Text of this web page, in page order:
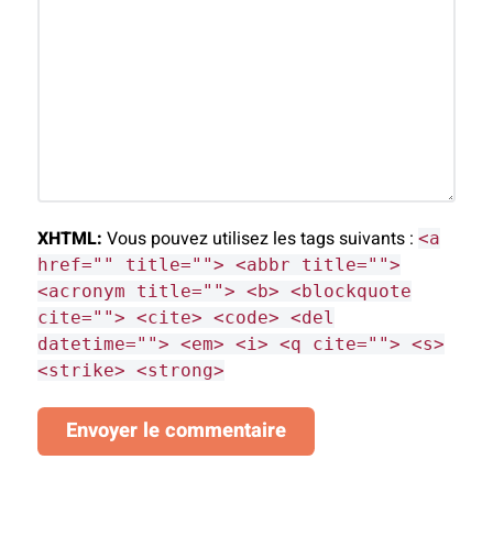
XHTML: Vous pouvez utilisez les tags suivants : <a
href="" title=""> <abbr title="">
<acronym title=""> <b> <blockquote
cite=""> <cite> <code> <del
datetime=""> <em> <i> <q cite=""> <s>
<strike> <strong>